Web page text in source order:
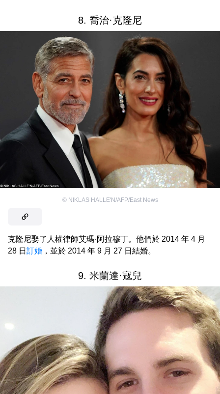
8. 喬治·克隆尼
© NIKLAS HALLE'N/AFP/East News
克隆尼娶了人權律師艾瑪·阿拉穆丁。他們於 2014 年 4 月
28 日 訂婚 ，並於 2014 年 9 月 27 日結婚。
9. 米蘭達·寇兒